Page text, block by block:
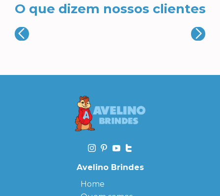
O que dizem nossos clientes
Avelino Brindes
Home